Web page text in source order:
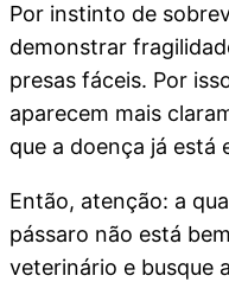
Por instinto de
demonstrar
presas fáceis. Por
aparecem mais
que a doença já está
Então, atenção: a
pássaro não está
veterinário e busque